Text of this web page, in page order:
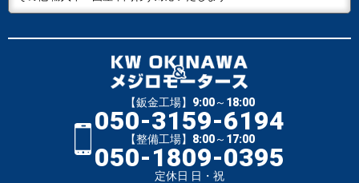
【鈑金工場】9:00～18:00
050-3159-6194
【整備工場】8:00～17:00
050-1809-0395
定休日 日・祝